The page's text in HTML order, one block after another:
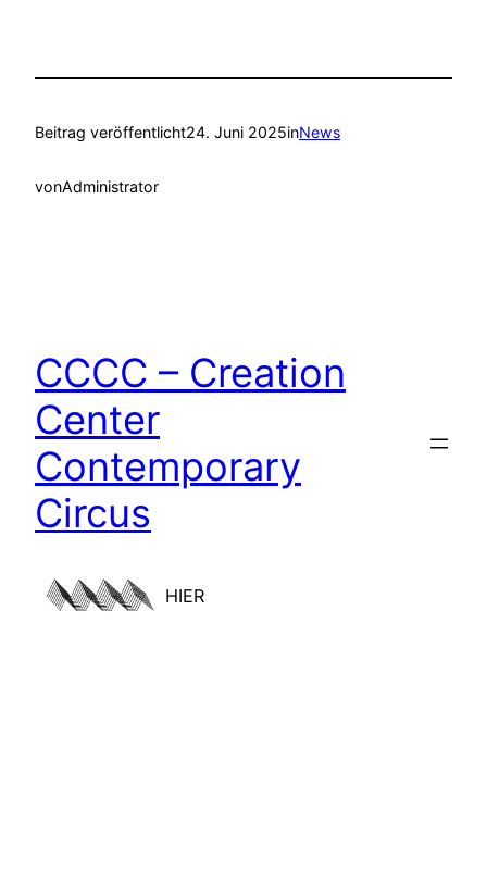
Beitrag veröffentlicht24. Juni 2025inNews
vonAdministrator
CCCC – Creation
Center
Contemporary
Circus
HIER